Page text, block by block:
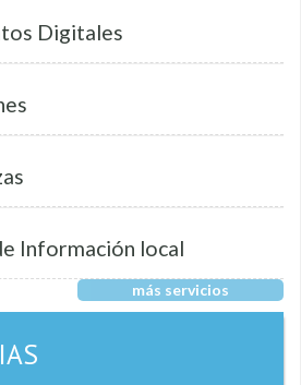
Digitales
Información local
más servicios